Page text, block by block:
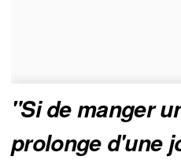
"Si de manger
prolonge d'une